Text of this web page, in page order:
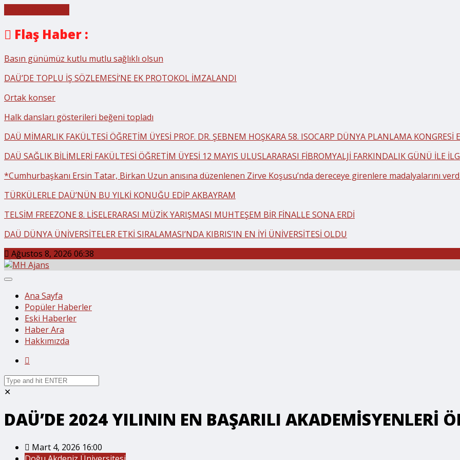
Flaş Haber :
Basın günümüz kutlu mutlu sağlıklı olsun
DAÜ’DE TOPLU İŞ SÖZLEMESİ’NE EK PROTOKOL İMZALANDI
Ortak konser
Halk dansları gösterileri beğeni topladı
DAÜ MİMARLIK FAKÜLTESİ ÖĞRETİM ÜYESİ PROF. DR. ŞEBNEM HOŞKARA 58. ISOCARP DÜNYA PLANLAMA KONGRESİ
DAÜ SAĞLIK BİLİMLERİ FAKÜLTESİ ÖĞRETİM ÜYESİ 12 MAYIS ULUSLARARASI FİBROMYALJİ FARKINDALIK GÜNÜ İLE
*Cumhurbaşkanı Ersin Tatar, Birkan Uzun anısına düzenlenen Zirve Koşusu’nda dereceye girenlere madalyalarını
TÜRKÜLERLE DAÜ’NÜN BU YILKİ KONUĞU EDİP AKBAYRAM
TELSİM FREEZONE 8. LİSELERARASI MÜZİK YARIŞMASI MUHTEŞEM BİR FİNALLE SONA ERDİ
DAÜ DÜNYA ÜNİVERSİTELER ETKİ SIRALAMASI’NDA KIBRIS’IN EN İYİ ÜNİVERSİTESİ OLDU
Ağustos 8, 2026 06:38
Ana Sayfa
Popüler Haberler
Eski Haberler
Haber Ara
Hakkımızda
✕
DAÜ’DE 2024 YILININ EN BAŞARILI AKADEMİSYENLERİ
Mart 4, 2026 16:00